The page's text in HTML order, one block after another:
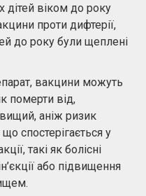
дітей віком до року
проти дифтерії,
до року були щеплені
вакцини можуть
померти від,
вищий, аніж ризик
спостерігається у
такі як болісні
або підвищення